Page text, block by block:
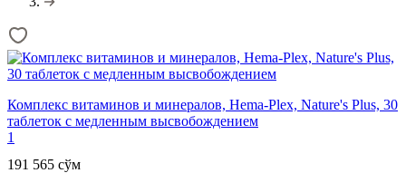
Комплекс витаминов и минералов, Hema-Plex, Nature's Plus, 30
таблеток с медленным высвобождением
1
191 565 сўм